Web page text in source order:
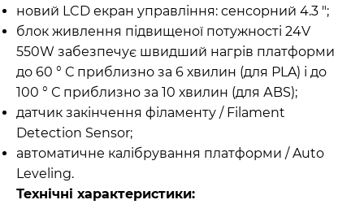
новий LCD екран управління: сенсорний 4.3 ";
блок живлення підвищеної потужності 24V
550W забезпечує швидший нагрів платформи
до 60 ° С приблизно за 6 хвилин (для РLA) і до
100 ° С приблизно за 10 хвилин (для АBS);
датчик закінчення філаменту / Filament
Detection Sensor;
автоматичне калібрування платформи / Auto
Leveling.
Технічні характеристики: